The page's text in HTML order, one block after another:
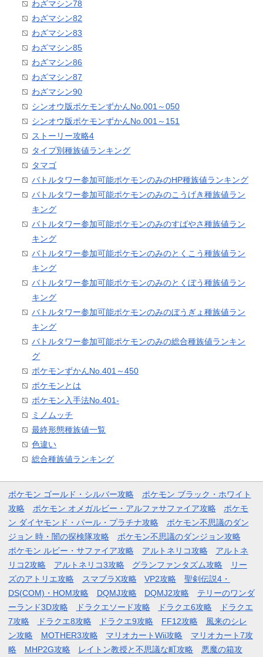
わざマシン78
わざマシン82
わざマシン83
わざマシン85
わざマシン86
わざマシン87
わざマシン90
シンオウ版ポケモンずかんNo.001～050
シンオウ版ポケモンずかんNo.001～151
ストーリー攻略4
タイプ別種族値ランキング
タマゴ
バトルタワー参加可能ポケモンのみのHP種族値ランキング
バトルタワー参加可能ポケモンのみのこうげき種族値ラン
キング
バトルタワー参加可能ポケモンのみのすばやさ種族値ラン
キング
バトルタワー参加可能ポケモンのみのとくこう種族値ラン
キング
バトルタワー参加可能ポケモンのみのとくぼう種族値ラン
キング
バトルタワー参加可能ポケモンのみのぼうぎょ種族値ラン
キング
バトルタワー参加可能ポケモンのみの総合種族値ランキン
グ
ポケモンずかんNo.401～450
ポケモンとは
ポケモン入手法No.401-
ミノムッチ
最終形態種族値一覧
色違い
総合種族値ランキング
ポケモン ゴールド・シルバー攻略
ポケモン ブラック・ホワイト
攻略
ポケモン オメガルビー・アルファサファイア攻略
ポケモ
ン ダイヤモンド・パール・プラチナ攻略
ポケモン不思議のダン
ジョン 時・闇の探検隊攻略
ポケモン不思議のダンジョン攻略
ポケモン ルビー・サファイア攻略
アルトネリコ攻略
アルトネ
リコ2攻略
アルトネリコ3攻略 グランファンタズム攻略
リー
ズのアトリエ攻略
スマブラX攻略 VP2攻略
聖剣伝説4・
DS(COM)・HOM攻略
DQMJ攻略 DQMJ2攻略
テリーのワンダ
ーランド3D攻略
ドラクエソード攻略 ドラクエ6攻略
ドラクエ
7攻略
ドラクエ8攻略 ドラクエ9攻略 FF12攻略
風来のシレ
ン攻略
MOTHER3攻略 マリオカートWii攻略
マリオカート7攻
略
MHP2G攻略 レイトン教授と不思議な町攻略 悪魔の箱攻